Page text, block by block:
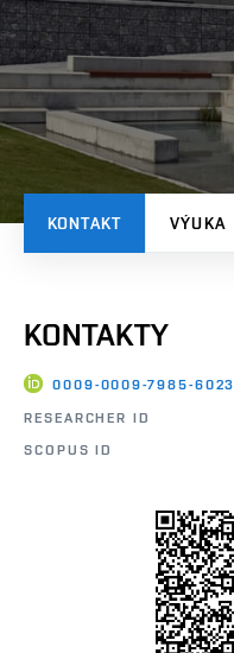
KONTAKT VÝUKA
KONTAKTY
0009-0009-7985-6023
RESEARCHER ID
SCOPUS ID